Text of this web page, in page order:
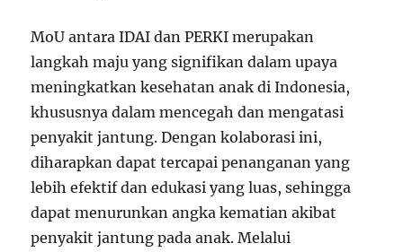
MoU antara IDAI dan PERKI merupakan
langkah maju yang signifikan dalam upaya
meningkatkan kesehatan anak di Indonesia,
khususnya dalam mencegah dan mengatasi
penyakit jantung. Dengan kolaborasi ini,
diharapkan dapat tercapai penanganan yang
lebih efektif dan edukasi yang luas, sehingga
dapat menurunkan angka kematian akibat
penyakit jantung pada anak. Melalui